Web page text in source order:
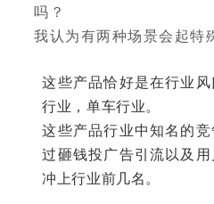
吗？
我认为有两种场景会起特
这些产品恰好是在行业
行业，单车行业。
这些产品行业中知名的
过砸钱投广告引流以及
冲上行业前几名。